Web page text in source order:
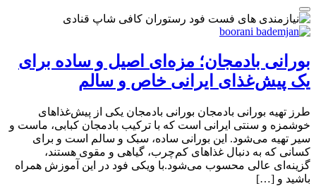
بورانی بادمجان؛ مزه‌ای اصیل و ساده برای
یک پیش‌غذای ایرانی خاص و سالم
طرز تهیه بورانی بادمجان بورانی بادمجان یکی از پیش‌غذاهای
خوشمزه و سنتی ایرانی است که با ترکیب بادمجان کبابی، ماست و
سیر تهیه می‌شود. این بورانی ساده، سبک و سالم است و برای
کسانی که به دنبال غذاهای کم‌چرب، گیاهی و مقوی هستند،
گزینه‌ای عالی محسوب می‌شود.با ویکی فود در این آموزش همراه
باشید و […]